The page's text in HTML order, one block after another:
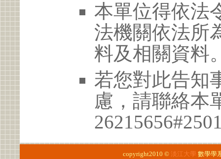
本單位得依法
法機關依法所
料及相關資料
若您對此告知
慮，請聯絡本
copyright2010 © 淡江大學 數學學